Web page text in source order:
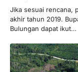
Jika sesuai rencana,
akhir tahun 2019.
Bulungan dapat ikut…